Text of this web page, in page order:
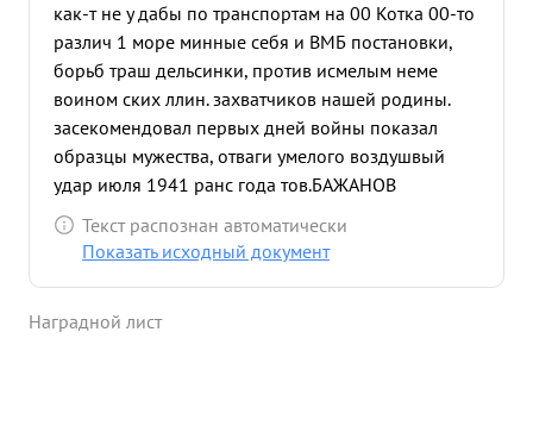
как-т не у дабы по транспортам на 00 Котка 00-то
различ 1 море минные себя и ВМБ постановки,
борьб траш дельсинки, против исмелым неме
воином ских ллин. захватчиков нашей родины.
засекомендовал первых дней войны показал
образцы мужества, отваги умелого воздушвый
удар июля 1941 ранс года тов.БАЖАНОВ
противника ФАБ-250 тра один спорт районе во
первых Виндава. оизмещением нанес В ре
1941 1941 противника года года стоящим
Текст распознан автоматически
Показать исходный документ
Наградной лист